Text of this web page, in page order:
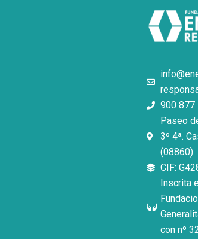
900 877
Paseo
3º 4ª.
(08860).
CIF:
Inscrita
con nº